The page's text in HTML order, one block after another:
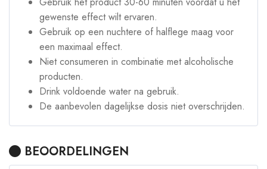
gewenste effect wilt ervaren.
Gebruik op een nuchtere of halflege maag voor
een maximaal effect.
Niet consumeren in combinatie met alcoholische
producten.
Drink voldoende water na gebruik.
De aanbevolen dagelijkse dosis niet overschrijden.
BEOORDELINGEN